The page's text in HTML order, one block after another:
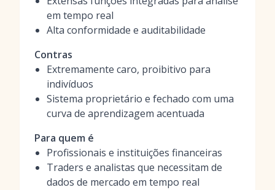
em tempo real
Alta conformidade e auditabilidade
Contras
Extremamente caro, proibitivo para
indivíduos
Sistema proprietário e fechado com uma
curva de aprendizagem acentuada
Para quem é
Profissionais e instituições financeiras
Traders e analistas que necessitam de
dados de mercado em tempo real